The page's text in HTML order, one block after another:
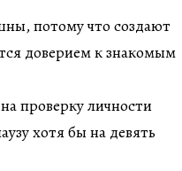
потому что создают
доверием к знакомым
проверку личности
хотя бы на девять